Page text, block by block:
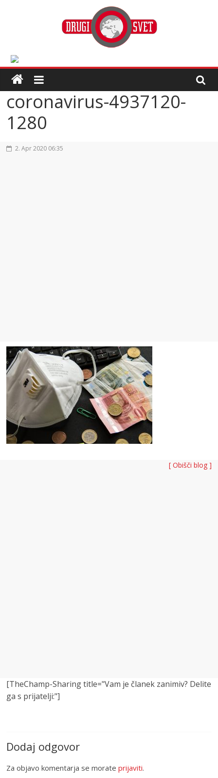
coronavirus-4937120-
1280
2. Apr 2020 06:35
[ Obišči blog ]
[TheChamp-Sharing title="Vam je članek zanimiv? Delite
ga s prijatelji:"]
Dodaj odgovor
Za objavo komentarja se morateprijaviti.